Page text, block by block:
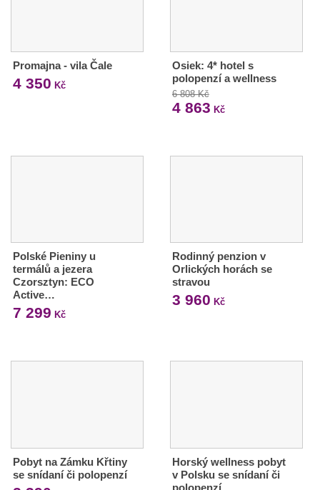
Promajna - vila Čale
4 350 Kč
Osiek: 4* hotel s
polopenzí a wellness
6 808 Kč
4 863 Kč
Polské Pieniny u
termálů a jezera
Czorsztyn: ECO
Active…
7 299 Kč
Rodinný penzion v
Orlických horách se
stravou
3 960 Kč
Pobyt na Zámku Křtiny
se snídaní či polopenzí
Horský wellness pobyt
v Polsku se snídaní či